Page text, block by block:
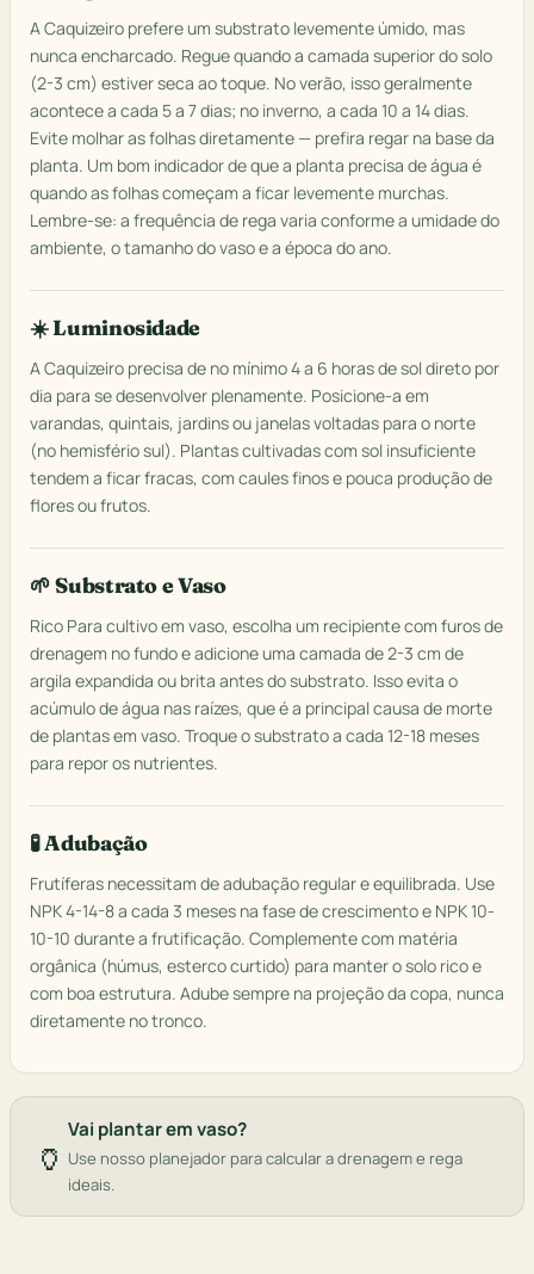
A Caquizeiro prefere um substrato levemente úmido, mas
nunca encharcado. Regue quando a camada superior do solo
(2-3 cm) estiver seca ao toque. No verão, isso geralmente
acontece a cada 5 a 7 dias; no inverno, a cada 10 a 14 dias.
Evite molhar as folhas diretamente — prefira regar na base da
planta. Um bom indicador de que a planta precisa de água é
quando as folhas começam a ficar levemente murchas.
Lembre-se: a frequência de rega varia conforme a umidade do
ambiente, o tamanho do vaso e a época do ano.
☀️ Luminosidade
A Caquizeiro precisa de no mínimo 4 a 6 horas de sol direto por
dia para se desenvolver plenamente. Posicione-a em
varandas, quintais, jardins ou janelas voltadas para o norte
(no hemisfério sul). Plantas cultivadas com sol insuficiente
tendem a ficar fracas, com caules finos e pouca produção de
flores ou frutos.
🌱 Substrato e Vaso
Rico Para cultivo em vaso, escolha um recipiente com furos de
drenagem no fundo e adicione uma camada de 2-3 cm de
argila expandida ou brita antes do substrato. Isso evita o
acúmulo de água nas raízes, que é a principal causa de morte
de plantas em vaso. Troque o substrato a cada 12-18 meses
para repor os nutrientes.
🧪 Adubação
Frutíferas necessitam de adubação regular e equilibrada. Use
NPK 4-14-8 a cada 3 meses na fase de crescimento e NPK 10-
10-10 durante a frutificação. Complemente com matéria
orgânica (húmus, esterco curtido) para manter o solo rico e
com boa estrutura. Adube sempre na projeção da copa, nunca
diretamente no tronco.
🏺
Vai plantar em vaso?
Use nosso planejador para calcular a drenagem e rega
ideais.